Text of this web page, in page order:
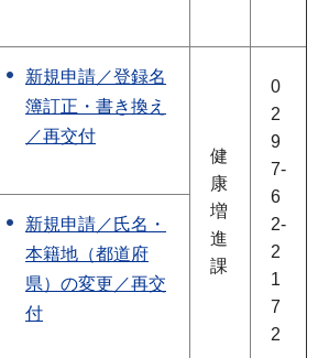
新規申請／登録名
簿訂正・書き換え
／再交付
健
康
増
進
課
0
2
9
7-
6
2-
2
1
7
2
新規申請／氏名・
本籍地（都道府
県）の変更／再交
付